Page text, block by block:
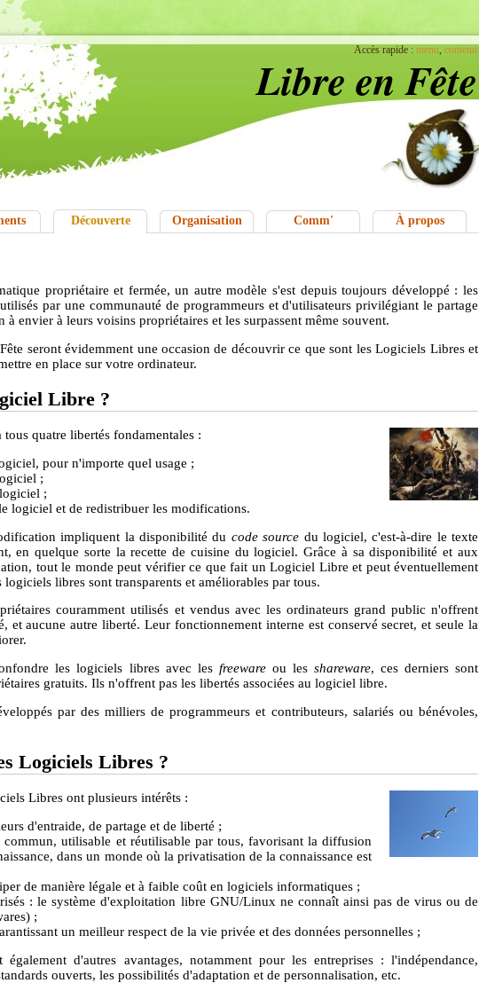
Accès rapide : menu, contenu
Libre en Fête
Découverte Organisation Comm' À propos
propriétaire et fermée, un autre modèle s'est depuis toujours développé : les
par une communauté de programmeurs et d'utilisateurs privilégiant le partage
envier à leurs voisins propriétaires et les surpassent même souvent.
seront évidemment une occasion de découvrir ce que sont les Logiciels Libres et
en place sur votre ordinateur.
Libre ?
tous quatre libertés fondamentales :
pour n'importe quel usage ;
;
;
logiciel et de redistribuer les modifications.
impliquent la disponibilité du code source du logiciel, c'est-à-dire le texte
en quelque sorte la recette de cuisine du logiciel. Grâce à sa disponibilité et aux
tout le monde peut vérifier ce que fait un Logiciel Libre et peut éventuellement
libres sont transparents et améliorables par tous.
couramment utilisés et vendus avec les ordinateurs grand public n'offrent
aucune autre liberté. Leur fonctionnement interne est conservé secret, et seule la
les logiciels libres avec les freewareou les shareware, ces derniers sont
gratuits. Ils n'offrent pas les libertés associées au logiciel libre.
par des milliers de programmeurs et contributeurs, salariés ou bénévoles,
Logiciels Libres ?
Libres ont plusieurs intérêts :
d'entraide, de partage et de liberté ;
utilisable et réutilisable par tous, favorisant la diffusion
dans un monde où la privatisation de la connaissance est
de manière légale et à faible coût en logiciels informatiques ;
: le système d'exploitation libre GNU/Linux ne connaît ainsi pas de virus ou de
;
un meilleur respect de la vie privée et des données personnelles ;
d'autres avantages, notamment pour les entreprises : l'indépendance,
ouverts, les possibilités d'adaptation et de personnalisation, etc.